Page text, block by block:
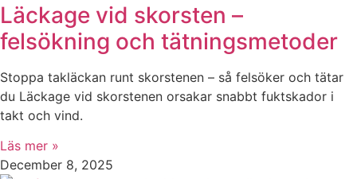
Läckage vid skorsten –
felsökning och tätningsmetoder
Stoppa takläckan runt skorstenen – så felsöker och tätar
du Läckage vid skorstenen orsakar snabbt fuktskador i
takt och vind.
Läs mer »
December 8, 2025